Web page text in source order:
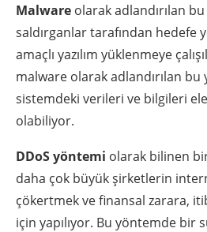
Malware olarak adlandırılan
saldırganlar tarafından hedefe
amaçlı yazılım yüklenmeye
malware olarak adlandırılan bu
sistemdeki verileri ve bilgileri
olabiliyor.
DDoS yöntemi olarak bilinen
daha çok büyük şirketlerin
çökertmek ve finansal zarara,
için yapılıyor. Bu yöntemde bir